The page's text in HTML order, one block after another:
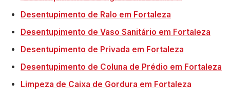
Desentupimento de Ralo em Fortaleza
Desentupimento de Vaso Sanitário em Fortaleza
Desentupimento de Privada em Fortaleza
Desentupimento de Coluna de Prédio em Fortaleza
Limpeza de Caixa de Gordura em Fortaleza